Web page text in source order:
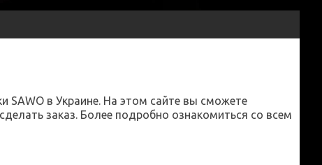
SAWO в Украине. На этом сайте вы сможете
заказ. Более подробно ознакомиться со всем